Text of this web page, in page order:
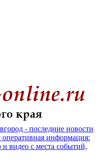
- последние новости
оперативная информация:
видео с места событий,